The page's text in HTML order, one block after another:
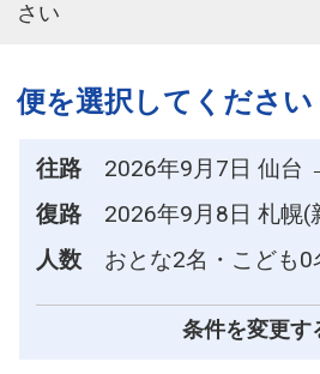
さい
便を選択してください
往路
2026年9月7日 仙台
復路
2026年9月8日 札幌
人数
おとな2名・こども0
条件を変更す